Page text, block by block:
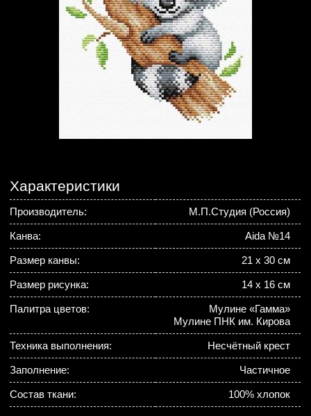
Характеристики
Производитель: М.П.Студия (Россия)
Канва: Aida №14
Размер канвы: 21 х 30 см
Размер рисунка: 14 х 16 см
Палитра цветов:
Мулине «Гамма»
Мулине ПНК им. Кирова
Техника выполнения: Несчётный крест
Заполнение: Частичное
Состав ткани: 100% хлопок